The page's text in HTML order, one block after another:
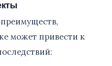
может привести к